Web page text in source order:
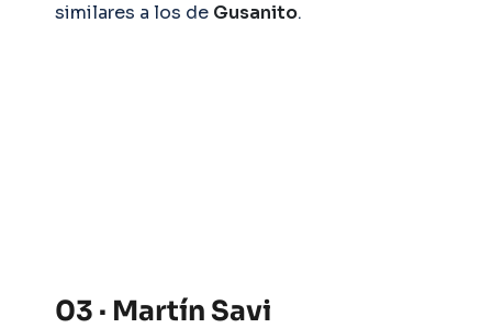
similares a los de Gusanito.
03 · Martín Savi